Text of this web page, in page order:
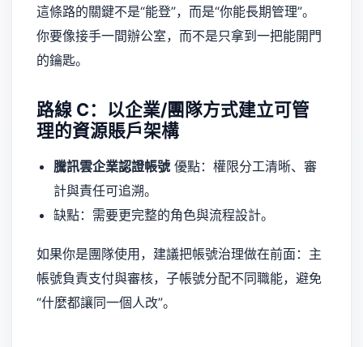
這條路的關鍵不是“能登”，而是“你能長期管理”。
你要像接手一間辦公室，而不是只拿到一把能開門
的鑰匙。
路線 C：以企業/團隊方式建立可管
理的資源賬戶架構
騰訊雲企業認證帳號優點：權限分工清晰、審
計與責任可追溯。
缺點：需要更完整的角色與流程設計。
如果你是團隊使用，建議把帳號治理做在前面：主
帳號負責支付與審核，子帳號分配不同職能，避免
“什麼都讓同一個人改”。